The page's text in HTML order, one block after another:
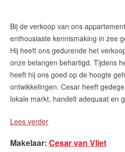
English?
Bij de verkoop van ons
enthousiaste kennismaking in zee
Hij heeft ons gedurende het
onze belangen behartigd. Tijdens
heeft hij ons goed op de hoogte
ontwikkelingen. Cesar heeft
lokale markt, handelt adequaat en
Lees verder
Makelaar: Cesar van Vliet